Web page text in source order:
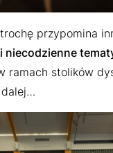
trochę przypomina
niecodzienne
ramach stolików
dalej…